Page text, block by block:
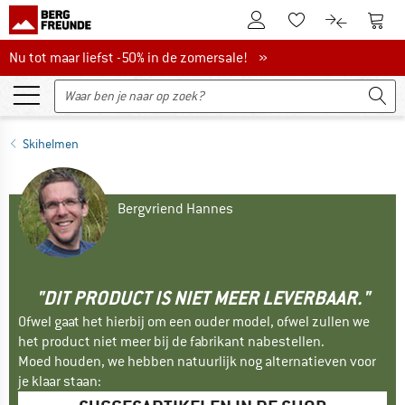
De klantenaccount
Naar deNaar de
Nu tot maar liefst -50% in de zomersale!
Nu tot maar liefst -50% in de zomersale! »
Skihelmen
Bergvriend Hannes
"DIT PRODUCT IS NIET MEER LEVERBAAR."
Ofwel gaat het hierbij om een ouder model, ofwel zullen we
het product niet meer bij de fabrikant nabestellen.
Moed houden, we hebben natuurlijk nog alternatieven voor
je klaar staan: